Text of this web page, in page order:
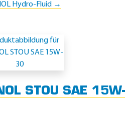
Hydro-Fluid →
STOU SAE 15W-